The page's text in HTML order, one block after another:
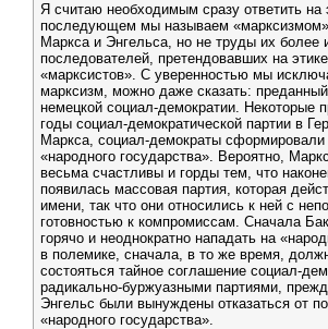
Я считаю необходимым сразу ответить на
последующем мы называем
Маркса и Энгельса, но не труды их более
последователей, претендовавших на
«марксистов». С уверенностью мы
марксизм, можно даже сказать:
немецкой социал-демократии. Некоторые
годы социал-демократической партии в
Маркса, социал-демократы сформировали
«народного государства». Вероятно,
весьма счастливы и горды тем, что
появилась массовая партия, которая
имени, так что они относились к ней с
готовностью к компромиссам. Сначала
горячо и неоднократно нападать на
в полемике, сначала, в то же время,
состояться тайное соглашение социал-
радикально-буржуазными партиями,
Энгельс были вынуждены отказаться от
«народного государства».